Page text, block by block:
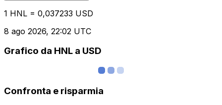
1 HNL = 0,037233 USD
8 ago 2026, 22:02 UTC
Grafico da HNL a USD
Confronta e risparmia